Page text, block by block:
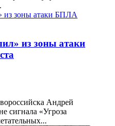
из зоны атаки
Андрей
сигнала «Угроза